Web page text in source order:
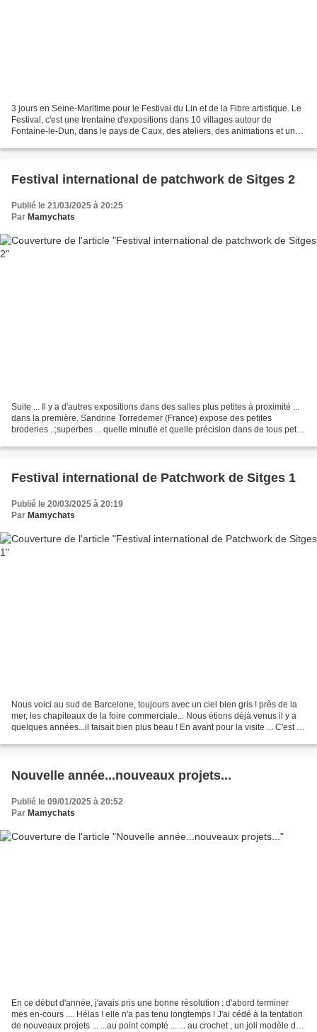
3 jours en Seine-Maritime pour le Festival du Lin et de la Fibre artistique. Le
Festival, c'est une trentaine d'expositions dans 10 villages autour de
Fontaine-le-Dun, dans le pays de Caux, des ateliers, des animations et un
Festival international de patchwork de Sitges 2
Publié le 21/03/2025 à 20:25
Par Mamychats
Suite ... Il y a d'autres expositions dans des salles plus petites à proximité ...
dans la première, Sandrine Torredemer (France) expose des petites
broderies ..;superbes ... quelle minutie et quelle précision dans de tous petits
Festival international de Patchwork de Sitges 1
Publié le 20/03/2025 à 20:19
Par Mamychats
Nous voici au sud de Barcelone, toujours avec un ciel bien gris ! près de la
mer, les chapiteaux de la foire commerciale... Nous étions déjà venus il y a
quelques années...il faisait bien plus beau ! En avant pour la visite ... C'est le
Nouvelle année...nouveaux projets...
Publié le 09/01/2025 à 20:52
Par Mamychats
En ce début d'année, j'avais pris une bonne résolution : d'abord terminer
mes en-cours .... Hélas ! elle n'a pas tenu longtemps ! J'ai cédé à la tentation
de nouveaux projets ... ...au point compté ... ... au crochet , un joli modèle de